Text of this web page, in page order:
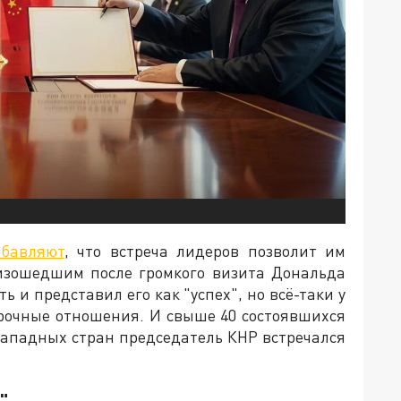
, что встреча лидеров позволит им
после громкого визита Дональда
и представил его как "успех", но всё-таки у
отношения. И свыше 40 состоявшихся
стран председатель КНР встречался